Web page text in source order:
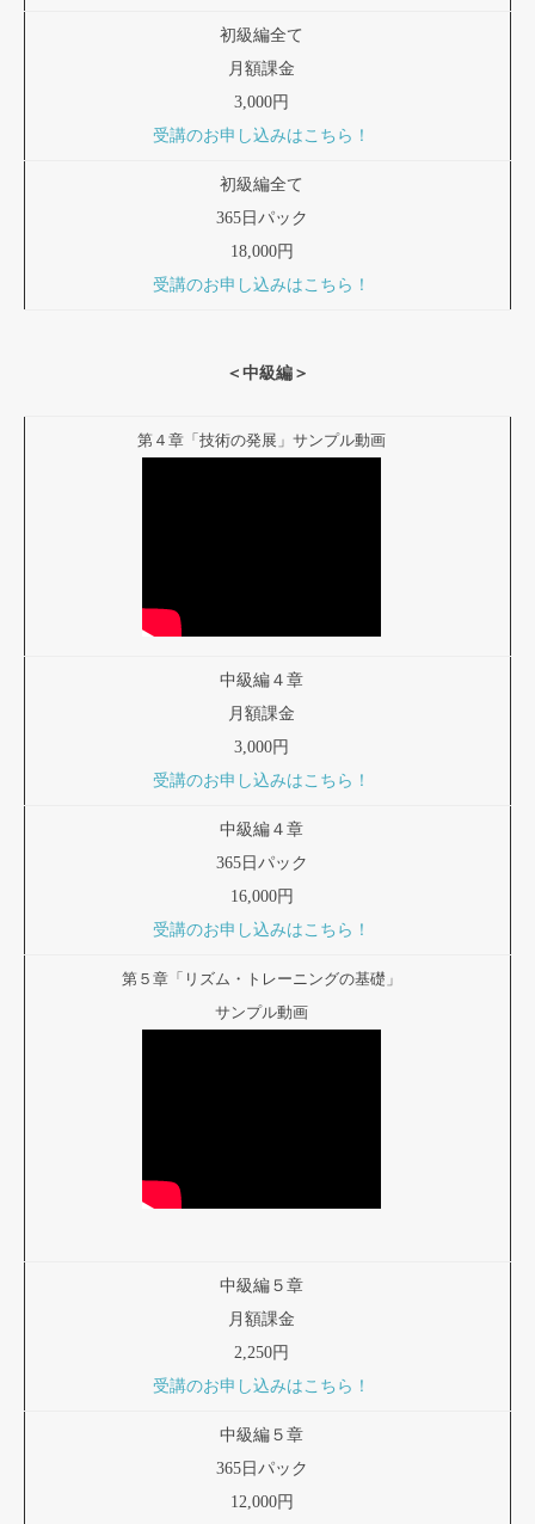
初級編全て
月額課金
3,000円
受講のお申し込みはこちら！
初級編全て
365日パック
18,000円
受講のお申し込みはこちら！
＜中級編＞
第４章「技術の発展」サンプル動画
中級編４章
月額課金
3,000円
受講のお申し込みはこちら！
中級編４章
365日パック
16,000円
受講のお申し込みはこちら！
第５章「リズム・トレーニングの基礎」
サンプル動画
中級編５章
月額課金
2,250円
受講のお申し込みはこちら！
中級編５章
365日パック
12,000円